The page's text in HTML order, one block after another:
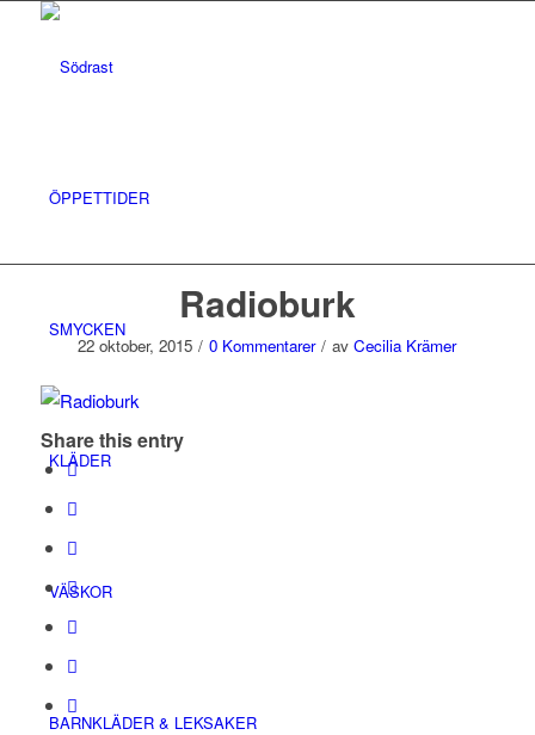
ÖPPETTIDER
SMYCKEN
KLÄDER
VÄSKOR
BARNKLÄDER & LEKSAKER
Radioburk
22 oktober, 2015 / 0 Kommentarer / avCecilia Krämer
Share this entry